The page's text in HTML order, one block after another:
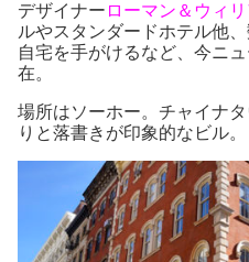
デザイナー ローマン＆ウィ
ルやスタンダードホテル他
自宅を手がけるなど、今ニ
在。
場所はソーホー。チャイナ
りと落書きが印象的なビル。